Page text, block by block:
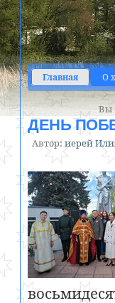
Главная О
Вы
ДЕНЬ
Автор:иерей